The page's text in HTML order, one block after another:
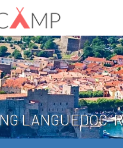
LANGUEDOC-